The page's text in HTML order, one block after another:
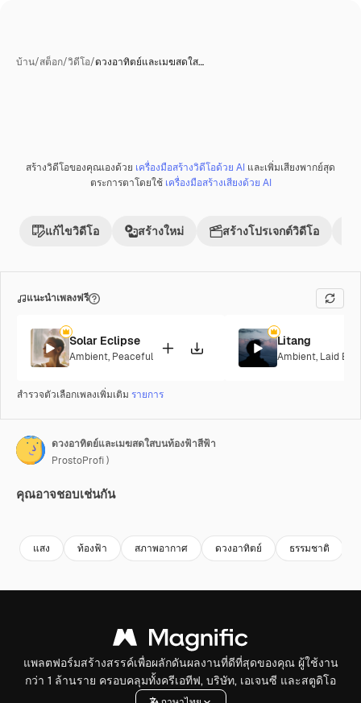
บ้าน/สต็อก/วิดีโอ/ดวงอาทิตย์และเมฆสดใส…
พรีเมี่ยม สร้างโดย AI
สร้างวิดีโอของคุณเองด้วย เครื่องมือสร้างวิดีโอด้วย AI และเพิ่มเสียงพากย์สุด
ตระการตาโดยใช้ เครื่องมือสร้างเสียงด้วย AI
แก้ไขวิดีโอ สร้างใหม่ สร้างโปรเจกต์วิดีโอ
แนะนำเพลงฟรี
Solar Eclipse
Ambient, Peaceful
Litang
Ambient, Laid
สำรวจตัวเลือกเพลงเพิ่มเติม รายการ
ดวงอาทิตย์และเมฆสดใสบนท้องฟ้าสีฟ้า
ProstoProfi )
คุณอาจชอบเช่นกัน
แสง ท้องฟ้า สภาพอากาศ ดวงอาทิตย์ ธรรมชาติ
แพลตฟอร์มสร้างสรรค์เพื่อผลักดันผลงานที่ดีที่สุดของคุณ ผู้ใช้งาน
กว่า 1 ล้านราย ครอบคลุมทั้งครีเอทีฟ, บริษัท, เอเจนซี และสตูดิโอ